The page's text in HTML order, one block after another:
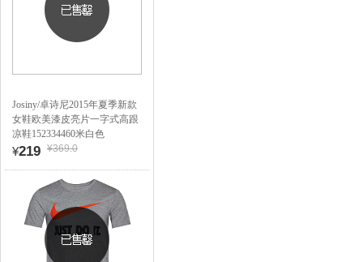
Josiny/卓诗尼2015年夏季新款
女鞋欧美漆皮亮片一字式高跟
凉鞋152334460米白色
¥219 ¥369.0